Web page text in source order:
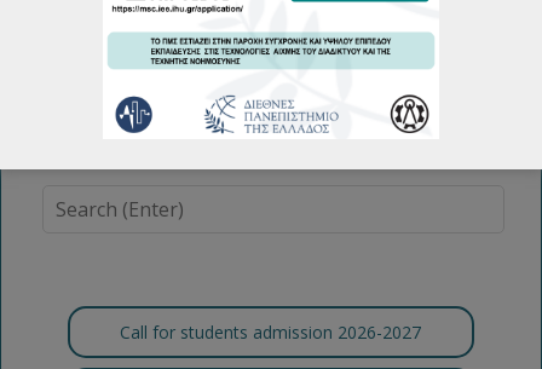
Call for students admission 2026-2027